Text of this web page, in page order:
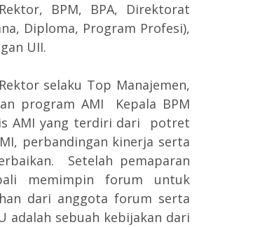
BPM, BPA, Direktorat
Diploma, Program Profesi),
UII.
selaku Top Manajemen,
program AMI Kepala BPM
AMI yang terdiri dari potret
perbandingan kinerja serta
Setelah pemaparan
memimpin forum untuk
dari anggota forum serta
adalah sebuah kebijakan dari